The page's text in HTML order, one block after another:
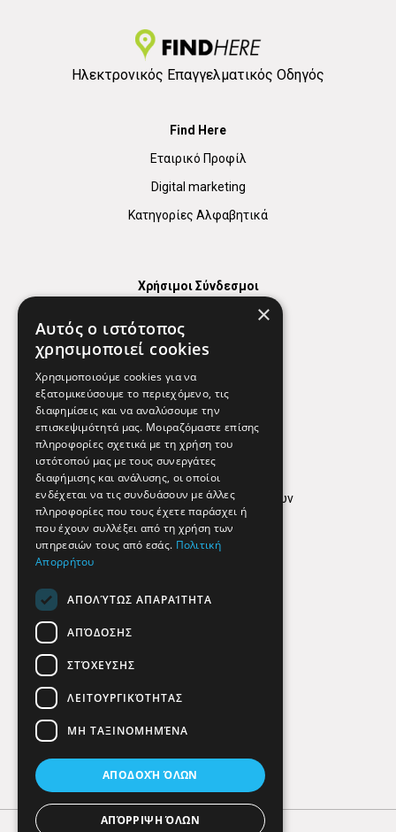
Ηλεκτρονικός Επαγγελματικός Οδηγός
Find Here
Εταιρικό Προφίλ
Digital marketing
Κατηγορίες Αλφαβητικά
Χρήσιμοι Σύνδεσμοι
Χρήσιμα Τηλέφωνα
Εφημερεύοντα Φαρμακεία
Απόρρητο
Όροι Χρήσης
Πολιτική προστασίας δεδομένων
Findhere
Social Media
×
Αυτός ο ιστότοπος
χρησιμοποιεί cookies
Χρησιμοποιούμε cookies για να
εξατομικεύσουμε το περιεχόμενο, τις
διαφημίσεις και να αναλύσουμε την
επισκεψιμότητά μας. Μοιραζόμαστε επίσης
πληροφορίες σχετικά με τη χρήση του
ιστότοπού μας με τους συνεργάτες
διαφήμισης και ανάλυσης, οι οποίοι
ενδέχεται να τις συνδυάσουν με άλλες
πληροφορίες που τους έχετε παράσχει ή
που έχουν συλλέξει από τη χρήση των
υπηρεσιών τους από εσάς. Πολιτική
Απορρήτου
ΑΠΟΛΎΤΩΣ ΑΠΑΡΑΊΤΗΤΑ
ΑΠΌΔΟΣΗΣ
ΣΤΌΧΕΥΣΗΣ
ΛΕΙΤΟΥΡΓΙΚΌΤΗΤΑΣ
ΜΗ ΤΑΞΙΝΟΜΗΜΈΝΑ
ΑΠΟΔΟΧΉ ΌΛΩΝ
ΑΠΌΡΡΙΨΗ ΌΛΩΝ